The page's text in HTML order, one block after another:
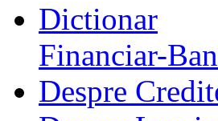
Dictionar
Financiar-
Despre